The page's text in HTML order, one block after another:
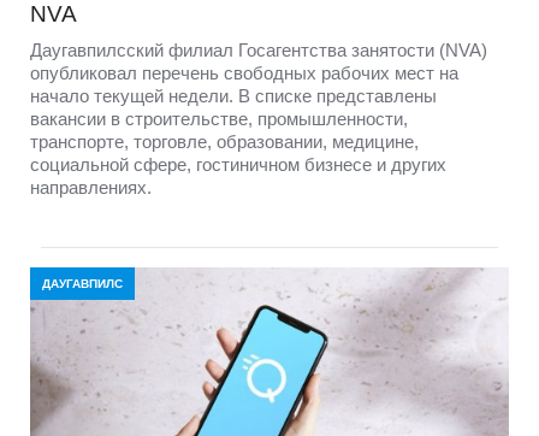
NVA
Даугавпилсский филиал Госагентства занятости (NVA)
опубликовал перечень свободных рабочих мест на
начало текущей недели. В списке представлены
вакансии в строительстве, промышленности,
транспорте, торговле, образовании, медицине,
социальной сфере, гостиничном бизнесе и других
направлениях.
ДАУГАВПИЛС